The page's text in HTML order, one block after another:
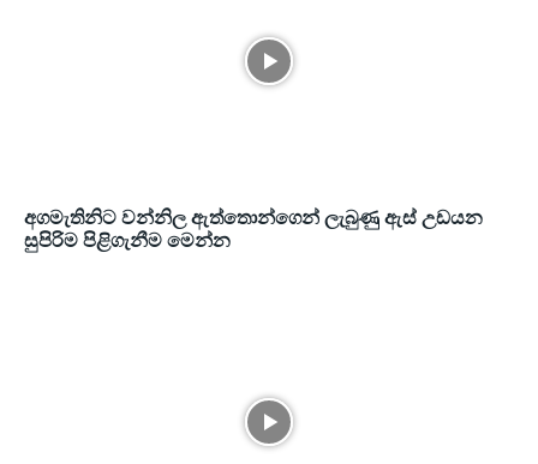
අගමැතිනිට වන්නිල ඇත්තොන්ගෙන් ලැබුණු ඇස් උඩයන
සුපිරිම පිළිගැනීම මෙන්න